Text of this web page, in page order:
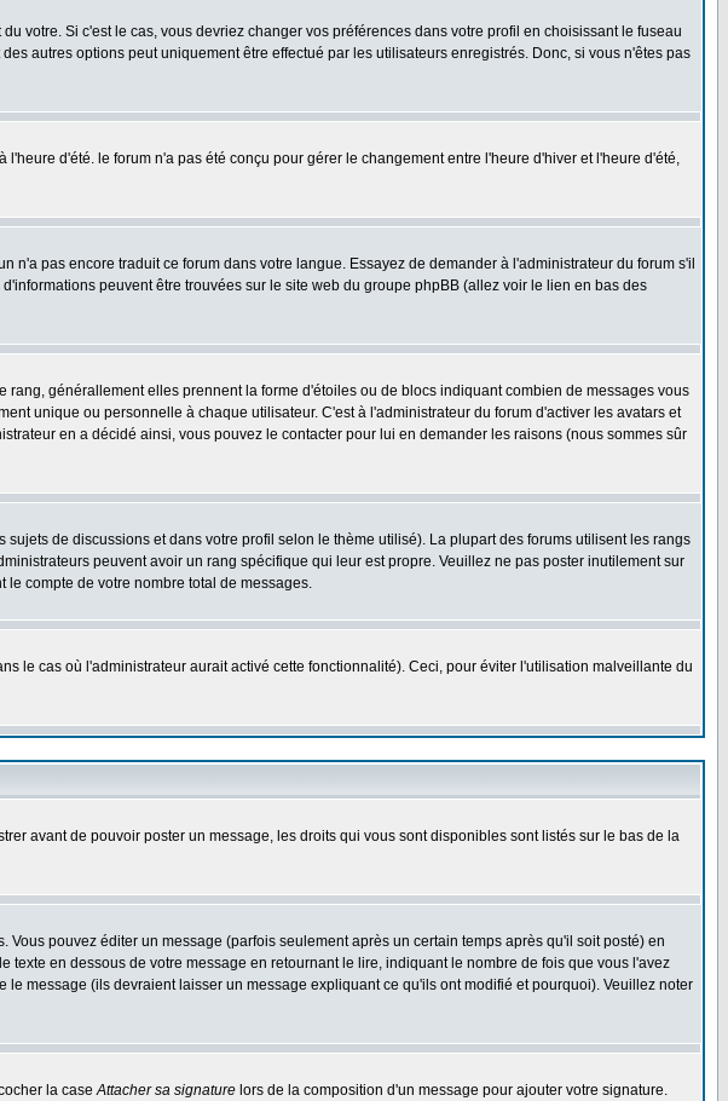
votre. Si c'est le cas, vous devriez changer vos préférences dans votre profil en choisissant le fuseau
autres options peut uniquement être effectué par les utilisateurs enregistrés. Donc, si vous n'êtes pas
d'été. le forum n'a pas été conçu pour gérer le changement entre l'heure d'hiver et l'heure d'été,
pas encore traduit ce forum dans votre langue. Essayez de demander à l'administrateur du forum s'il
peuvent être trouvées sur le site web du groupe phpBB (allez voir le lien en bas des
générallement elles prennent la forme d'étoiles ou de blocs indiquant combien de messages vous
unique ou personnelle à chaque utilisateur. C'est à l'administrateur du forum d'activer les avatars et
en a décidé ainsi, vous pouvez le contacter pour lui en demander les raisons (nous sommes sûr
de discussions et dans votre profil selon le thème utilisé). La plupart des forums utilisent les rangs
peuvent avoir un rang spécifique qui leur est propre. Veuillez ne pas poster inutilement sur
compte de votre nombre total de messages.
le cas où l'administrateur aurait activé cette fonctionnalité). Ceci, pour éviter l'utilisation malveillante du
avant de pouvoir poster un message, les droits qui vous sont disponibles sont listés sur le bas de la
pouvez éditer un message (parfois seulement après un certain temps après qu'il soit posté) en
en dessous de votre message en retournant le lire, indiquant le nombre de fois que vous l'avez
message (ils devraient laisser un message expliquant ce qu'ils ont modifié et pourquoi). Veuillez noter
la caseAttacher sa signature lors de la composition d'un message pour ajouter votre signature.